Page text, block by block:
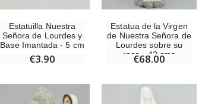
Estatuilla Nuestra
Señora de Lourdes y
Base Imantada - 5 cm
€3.90
Estatua de la Virgen
de Nuestra Señora de
Lourdes sobre su
roca - 42 cms
€68.00